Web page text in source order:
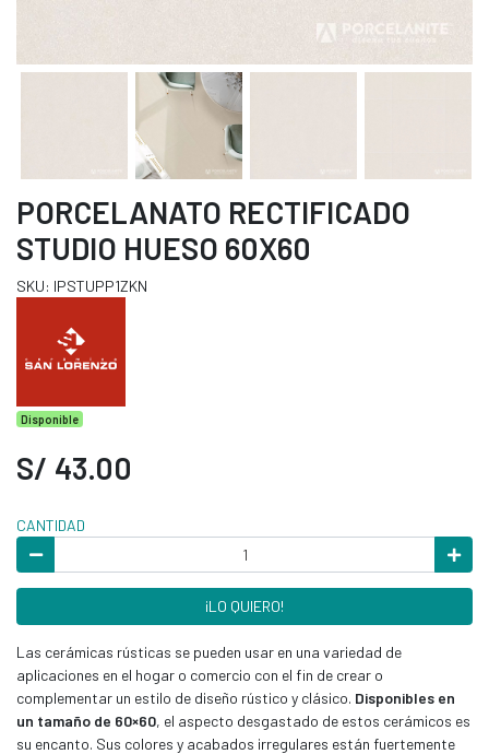
PORCELANATO RECTIFICADO
STUDIO HUESO 60X60
SKU: IPSTUPP1ZKN
Disponible
S/ 43.00
CANTIDAD
¡LO QUIERO!
Las cerámicas rústicas se pueden usar en una variedad de
aplicaciones en el hogar o comercio con el fin de crear o
complementar un estilo de diseño rústico y clásico. Disponibles en
un tamaño de 60×60, el aspecto desgastado de estos cerámicos es
su encanto. Sus colores y acabados irregulares están fuertemente